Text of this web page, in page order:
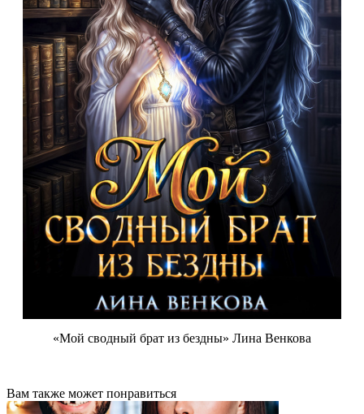
«Мой сводный брат из бездны» Лина Венкова
Вам также может понравиться